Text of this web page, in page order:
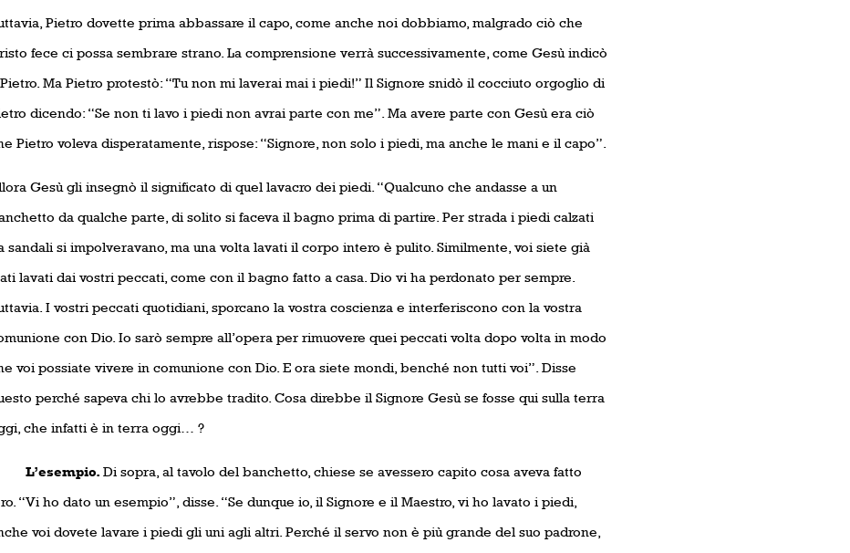
Pietro dovette prima abbassare il capo, come anche noi dobbiamo, malgrado ciò che
fece ci possa sembrare strano. La comprensione verrà successivamente, come Gesù indicò
Ma Pietro protestò: “Tu non mi laverai mai i piedi!” Il Signore snidò il cocciuto orgoglio di
dicendo: “Se non ti lavo i piedi non avrai parte con me”. Ma avere parte con Gesù era ciò
Pietro voleva disperatamente, rispose: “Signore, non solo i piedi, ma anche le mani e il capo”.
Gesù gli insegnò il significato di quel lavacro dei piedi. “Qualcuno che andasse a un
da qualche parte, di solito si faceva il bagno prima di partire. Per strada i piedi calzati
sandali si impolveravano, ma una volta lavati il corpo intero è pulito. Similmente, voi siete già
lavati dai vostri peccati, come con il bagno fatto a casa. Dio vi ha perdonato per sempre.
I vostri peccati quotidiani, sporcano la vostra coscienza e interferiscono con la vostra
con Dio. Io sarò sempre all’opera per rimuovere quei peccati volta dopo volta in modo
voi possiate vivere in comunione con Dio. E ora siete mondi, benché non tutti voi”. Disse
perché sapeva chi lo avrebbe tradito. Cosa direbbe il Signore Gesù se fosse qui sulla terra
che infatti è in terra oggi… ?
Di sopra, al tavolo del banchetto, chiese se avessero capito cosa aveva fatto
“Vi ho dato un esempio”, disse. “Se dunque io, il Signore e il Maestro, vi ho lavato i piedi,
voi dovete lavare i piedi gli uni agli altri. Perché il servo non è più grande del suo padrone,